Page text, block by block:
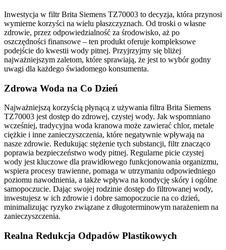
Inwestycja w filtr Brita Siemens TZ70003 to decyzja, która przynosi
wymierne korzyści na wielu płaszczyznach. Od troski o własne
zdrowie, przez odpowiedzialność za środowisko, aż po
oszczędności finansowe – ten produkt oferuje kompleksowe
podejście do kwestii wody pitnej. Przyjrzyjmy się bliżej
najważniejszym zaletom, które sprawiają, że jest to wybór godny
uwagi dla każdego świadomego konsumenta.
Zdrowa Woda na Co Dzień
Najważniejszą korzyścią płynącą z używania filtra Brita Siemens
TZ70003 jest dostęp do zdrowej, czystej wody. Jak wspomniano
wcześniej, tradycyjna woda kranowa może zawierać chlor, metale
ciężkie i inne zanieczyszczenia, które negatywnie wpływają na
nasze zdrowie. Redukując stężenie tych substancji, filtr znacząco
poprawia bezpieczeństwo wody pitnej. Regularne picie czystej
wody jest kluczowe dla prawidłowego funkcjonowania organizmu,
wspiera procesy trawienne, pomaga w utrzymaniu odpowiedniego
poziomu nawodnienia, a także wpływa na kondycję skóry i ogólne
samopoczucie. Dając swojej rodzinie dostęp do filtrowanej wody,
inwestujesz w ich zdrowie i dobre samopoczucie na co dzień,
minimalizując ryzyko związane z długoterminowym narażeniem na
zanieczyszczenia.
Realna Redukcja Odpadów Plastikowych